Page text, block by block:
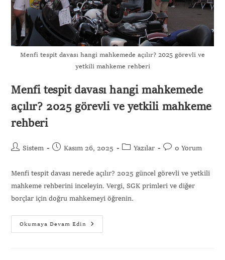
Menfi tespit davası hangi mahkemede açılır? 2025 görevli ve
yetkili mahkeme rehberi
Menfi tespit davası hangi mahkemede
açılır? 2025 görevli ve yetkili mahkeme
rehberi
Sistem Kasım 26, 2025 Yazılar 0 Yorum
Menfi tespit davası nerede açılır? 2025 güncel görevli ve yetkili
mahkeme rehberini inceleyin. Vergi, SGK primleri ve diğer
borçlar için doğru mahkemeyi öğrenin.
Okumaya Devam Edin